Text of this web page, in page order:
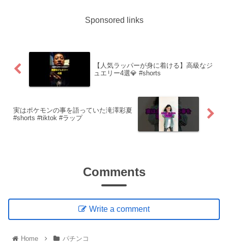
Sponsored links
【人気ラッパーが身に着ける】高級なジ
ュエリー4選💎 #shorts
実はポケモンの事を語っていた滝澤彩夏
#shorts #tiktok #ラップ
Comments
Write a comment
Home パチンコ